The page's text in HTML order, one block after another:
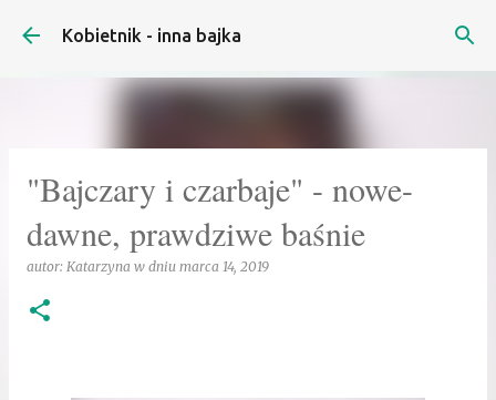
Przejdź do głównej zawartości
Kobietnik - inna bajka
"Bajczary i czarbaje" - nowe-
dawne, prawdziwe baśnie
autor: Katarzyna w dniu marca 14, 2019